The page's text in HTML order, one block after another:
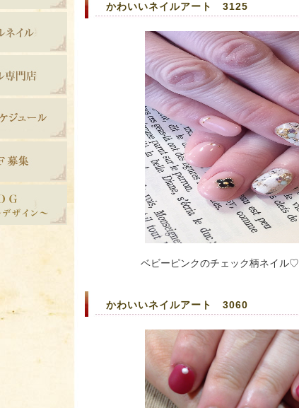
かわいいネイルアート 3125
ベビーピンクのチェック柄ネイル
かわいいネイルアート 3060